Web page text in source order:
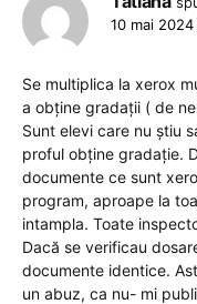
10 mai
Se multiplica la xerox
a obține gradații ( de
Sunt elevi care nu știu
proful obține gradație.
documente ce sunt
program, aproape la
intampla. Toate
Dacă se verificau
documente identice.
un abuz, ca nu- mi